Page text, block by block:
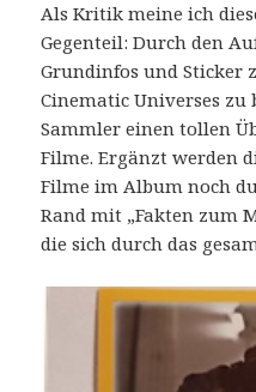
Als Kritik meine ich
Gegenteil: Durch den
Grundinfos und Sticker
Cinematic Universes
Sammler einen tollen
Filme. Ergänzt werden
Filme im Album noch
Rand mit „Fakten zum
die sich durch das